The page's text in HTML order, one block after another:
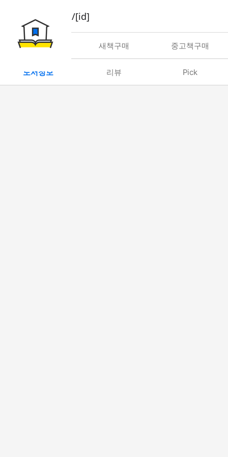
book/rent/[id]
대여 새책구매 중고책구매
도서정보 리뷰 Pick